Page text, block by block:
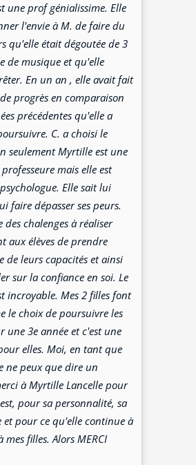
une prof génialissime. Elle
l'envie à M. de faire du
qu'elle était dégoutée de 3
de musique et qu'elle
En un an , elle avait fait
progrès en comparaison
précédentes qu'elle a
C. a choisi le
seulement Myrtille est une
mais elle est
Elle sait lui
faire dépasser ses peurs.
des chalenges à réaliser
aux élèves de prendre
de leurs capacités et ainsi
sur la confiance en soi. Le
incroyable. Mes 2 filles font
le choix de poursuivre les
une 3e année et c'est une
elles. Moi, en tant que
ne peux que dire un
à Myrtille Lancelle pour
pour sa personnalité, sa
et pour ce qu'elle continue à
filles. Alors MERCI